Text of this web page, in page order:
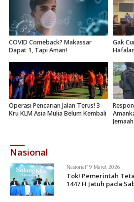
COVID Comeback? Makassar
Dapat 1, Tapi Aman!
Gak
Operasi Pencarian Jalan Terus! 3
Kru KLM Asia Mulia Belum Kembali
Nasional
Nasional19 Maret 2026
Tok! Pemerintah
1447 H Jatuh pada